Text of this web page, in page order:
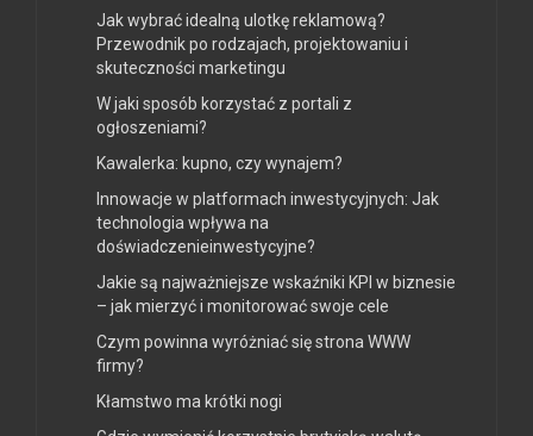
Jak wybrać idealną ulotkę reklamową?
Przewodnik po rodzajach, projektowaniu i
skuteczności marketingu
W jaki sposób korzystać z portali z
ogłoszeniami?
Kawalerka: kupno, czy wynajem?
Innowacje w platformach inwestycyjnych: Jak
technologia wpływa na
doświadczenieinwestycyjne?
Jakie są najważniejsze wskaźniki KPI w biznesie
– jak mierzyć i monitorować swoje cele
Czym powinna wyróżniać się strona WWW
firmy?
Kłamstwo ma krótki nogi